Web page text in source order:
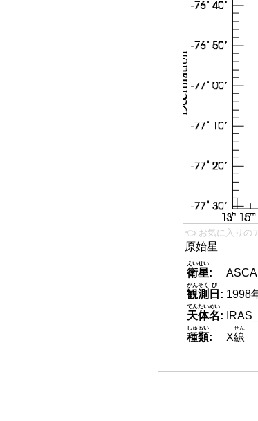
👈 お気に入りの
原始星
衛星
えいせい
:
ASCA
観測
かんそく
日
び
: 1998
天体名
てんたいめい
:
種類
しゅるい
: X線
せん